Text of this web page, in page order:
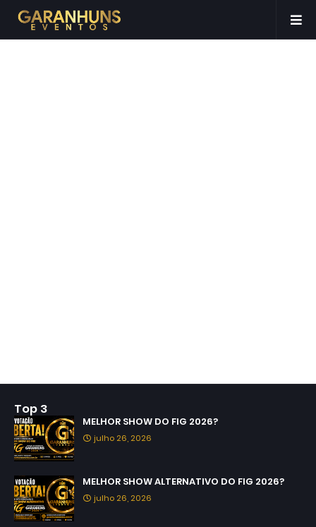
Top 3
MELHOR SHOW DO FIG 2026?
julho 26, 2026
MELHOR SHOW ALTERNATIVO DO FIG 2026?
julho 26, 2026